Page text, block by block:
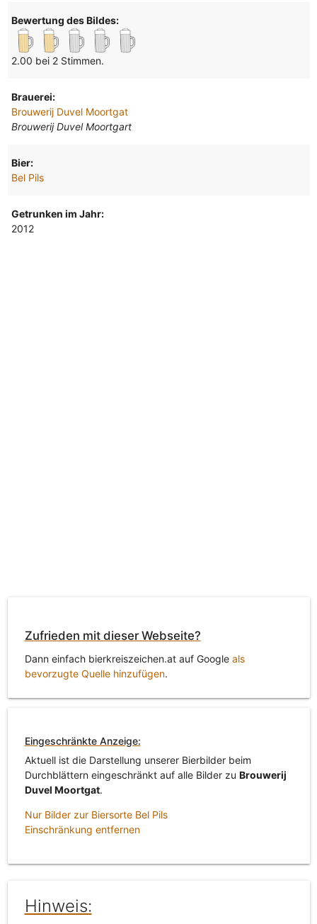
Bewertung des Bildes:
2.00 bei 2 Stimmen.
Brauerei:
Brouwerij Duvel Moortgat
Brouwerij Duvel Moortgart
Bier:
Bel Pils
Getrunken im Jahr:
2012
Zufrieden mit dieser Webseite?
Dann einfach bierkreiszeichen.at auf Google als
bevorzugte Quelle hinzufügen.
Eingeschränkte Anzeige:
Aktuell ist die Darstellung unserer Bierbilder beim
Durchblättern eingeschränkt auf alle Bilder zu Brouwerij
Duvel Moortgat.
Nur Bilder zur Biersorte Bel Pils
Einschränkung entfernen
Hinweis: